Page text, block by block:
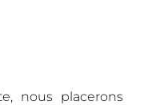
nous placerons